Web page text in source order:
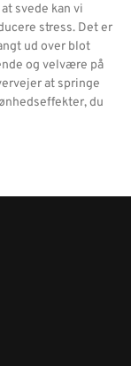
svede kan vi
stress. Det er
ud over blot
og velvære på
at springe
du